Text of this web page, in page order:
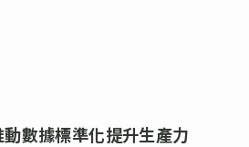
數據標準化提升生產力